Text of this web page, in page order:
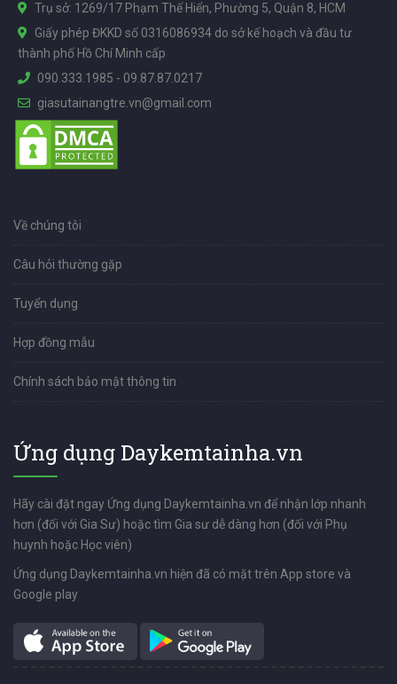
Trụ sở: 1269/17 Phạm Thế Hiển, Phường 5, Quận 8, HCM
Giấy phép ĐKKD số 0316086934 do sở kế hoạch và đầu tư
thành phố Hồ Chí Minh cấp
090.333.1985 - 09.87.87.0217
giasutainangtre.vn@gmail.com
Về chúng tôi
Câu hỏi thường gặp
Tuyển dụng
Hợp đồng mẫu
Chính sách bảo mật thông tin
Ứng dụng Daykemtainha.vn
Hãy cài đặt ngay Ứng dụng Daykemtainha.vn để nhận lớp nhanh
hơn (đối với Gia Sư) hoặc tìm Gia sư dễ dàng hơn (đối với Phụ
huynh hoặc Học viên)
Ứng dụng Daykemtainha.vn hiện đã có mặt trên App store và
Google play